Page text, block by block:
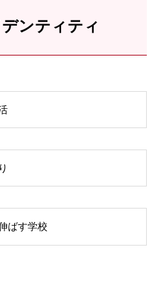
ンティティ
ばす学校